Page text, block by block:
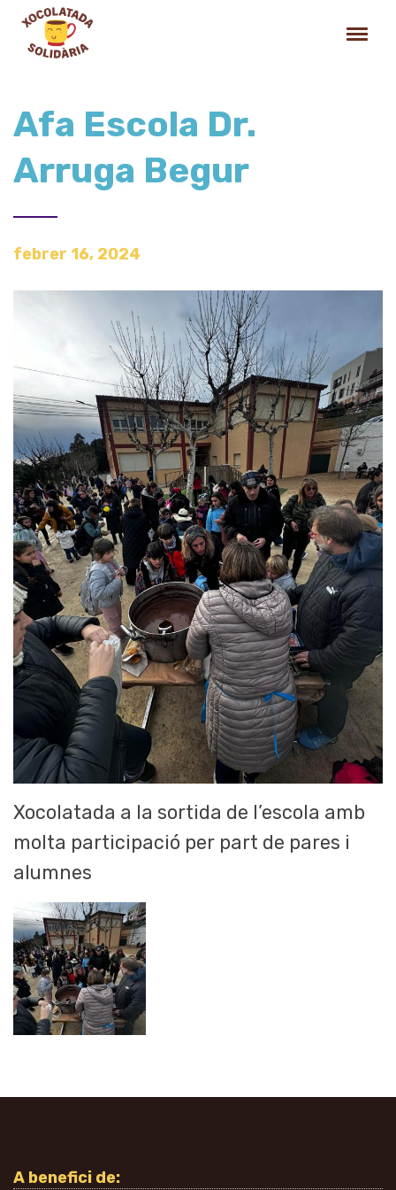
Afa Escola Dr.
Arruga Begur
febrer 16, 2024
Xocolatada a la sortida de l’escola amb
molta participació per part de pares i
alumnes
A benefici de: